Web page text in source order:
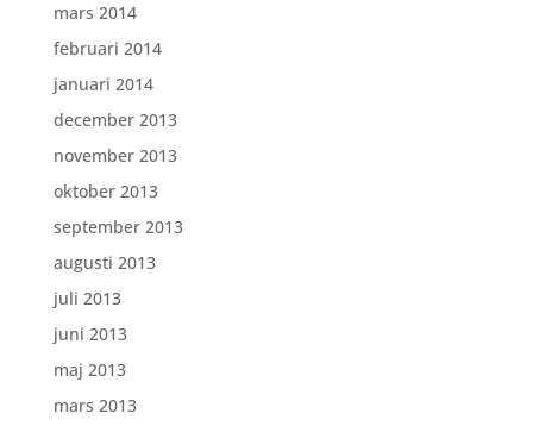
mars 2014
februari 2014
januari 2014
december 2013
november 2013
oktober 2013
september 2013
augusti 2013
juli 2013
juni 2013
maj 2013
mars 2013